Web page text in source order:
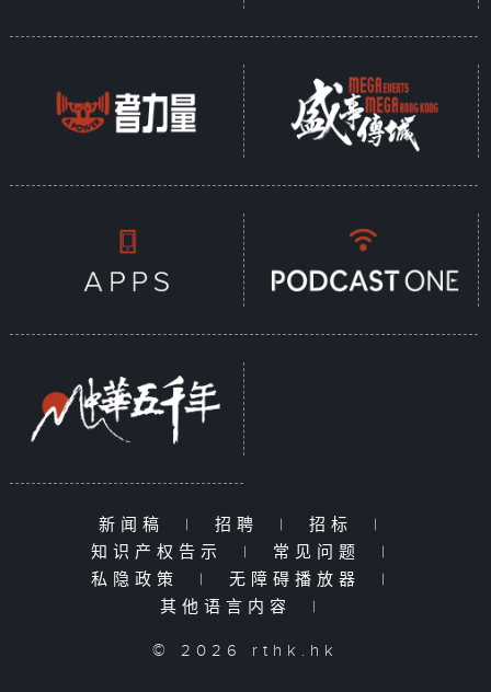
新闻稿 | 招聘 | 招标
|
知识产权告示
| 常见问题
|
私隐政策
| 无障碍播放器
|
其他语言内容
|
© 2026 rthk.hk